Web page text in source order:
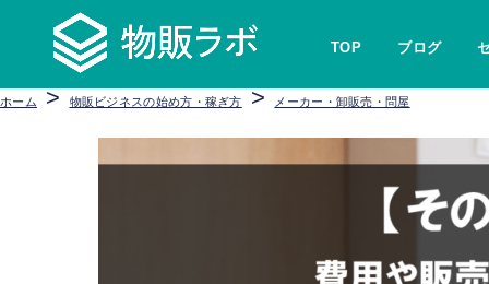
TOP ブログ
ホーム > 物販ビジネスの始め方・稼ぎ方 > メーカー・卸販売・問屋